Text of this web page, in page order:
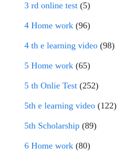
3 rd online test (5)
4 Home work (96)
4 th e learning video (98)
5 Home work (65)
5 th Onlie Test (252)
5th e learning video (122)
5th Scholarship (89)
6 Home work (80)